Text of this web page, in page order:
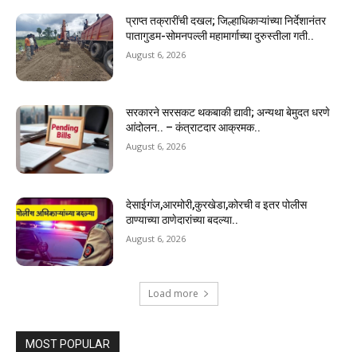
प्राप्त तक्रारींची दखल; जिल्हाधिकाऱ्यांच्या निर्देशानंतर
पातागुडम-सोमनपल्ली महामार्गाच्या दुरुस्तीला गती..
August 6, 2026
सरकारने सरसकट थकबाकी द्यावी; अन्यथा बेमुदत धरणे
आंदोलन.. – कंत्राटदार आक्रमक..
August 6, 2026
देसाईगंज,आरमोरी,कुरखेडा,कोरची व इतर पोलीस
ठाण्याच्या ठाणेदारांच्या बदल्या..
August 6, 2026
Load more
MOST POPULAR